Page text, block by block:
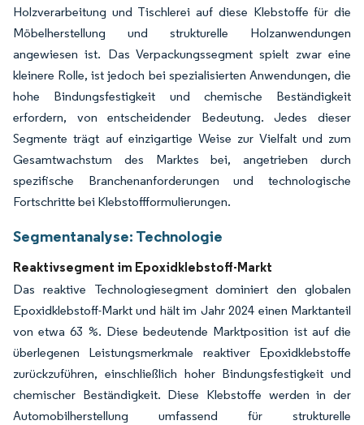
Holzverarbeitung und Tischlerei auf diese Klebstoffe für die
Möbelherstellung und strukturelle Holzanwendungen
angewiesen ist. Das Verpackungssegment spielt zwar eine
kleinere Rolle, ist jedoch bei spezialisierten Anwendungen, die
hohe Bindungsfestigkeit und chemische Beständigkeit
erfordern, von entscheidender Bedeutung. Jedes dieser
Segmente trägt auf einzigartige Weise zur Vielfalt und zum
Gesamtwachstum des Marktes bei, angetrieben durch
spezifische Branchenanforderungen und technologische
Fortschritte bei Klebstoffformulierungen.
Segmentanalyse: Technologie
Reaktivsegment im Epoxidklebstoff-Markt
Das reaktive Technologiesegment dominiert den globalen
Epoxidklebstoff-Markt und hält im Jahr 2024 einen Marktanteil
von etwa 63 %. Diese bedeutende Marktposition ist auf die
überlegenen Leistungsmerkmale reaktiver Epoxidklebstoffe
zurückzuführen, einschließlich hoher Bindungsfestigkeit und
chemischer Beständigkeit. Diese Klebstoffe werden in der
Automobilherstellung umfassend für strukturelle